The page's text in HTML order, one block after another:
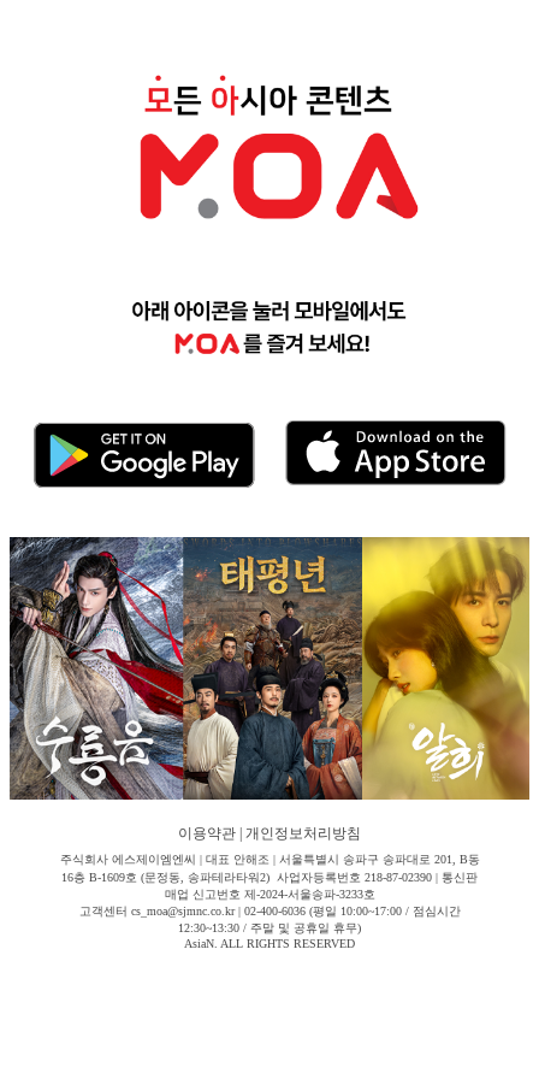
이용약관 개인정보처리방침
주식회사 에스제이엠엔씨 | 대표 안해조 | 서울특별시 송파구 송파대로 201, B동
16층 B-1609호 (문정동, 송파테라타워2) 사업자등록번호 218-87-02390 | 통신판
매업 신고번호 제-2024-서울송파-3233호
고객센터 cs_moa@sjmnc.co.kr | 02-400-6036 (평일 10:00~17:00 / 점심시간
12:30~13:30 / 주말 및 공휴일 휴무)
AsiaN. ALL RIGHTS RESERVED